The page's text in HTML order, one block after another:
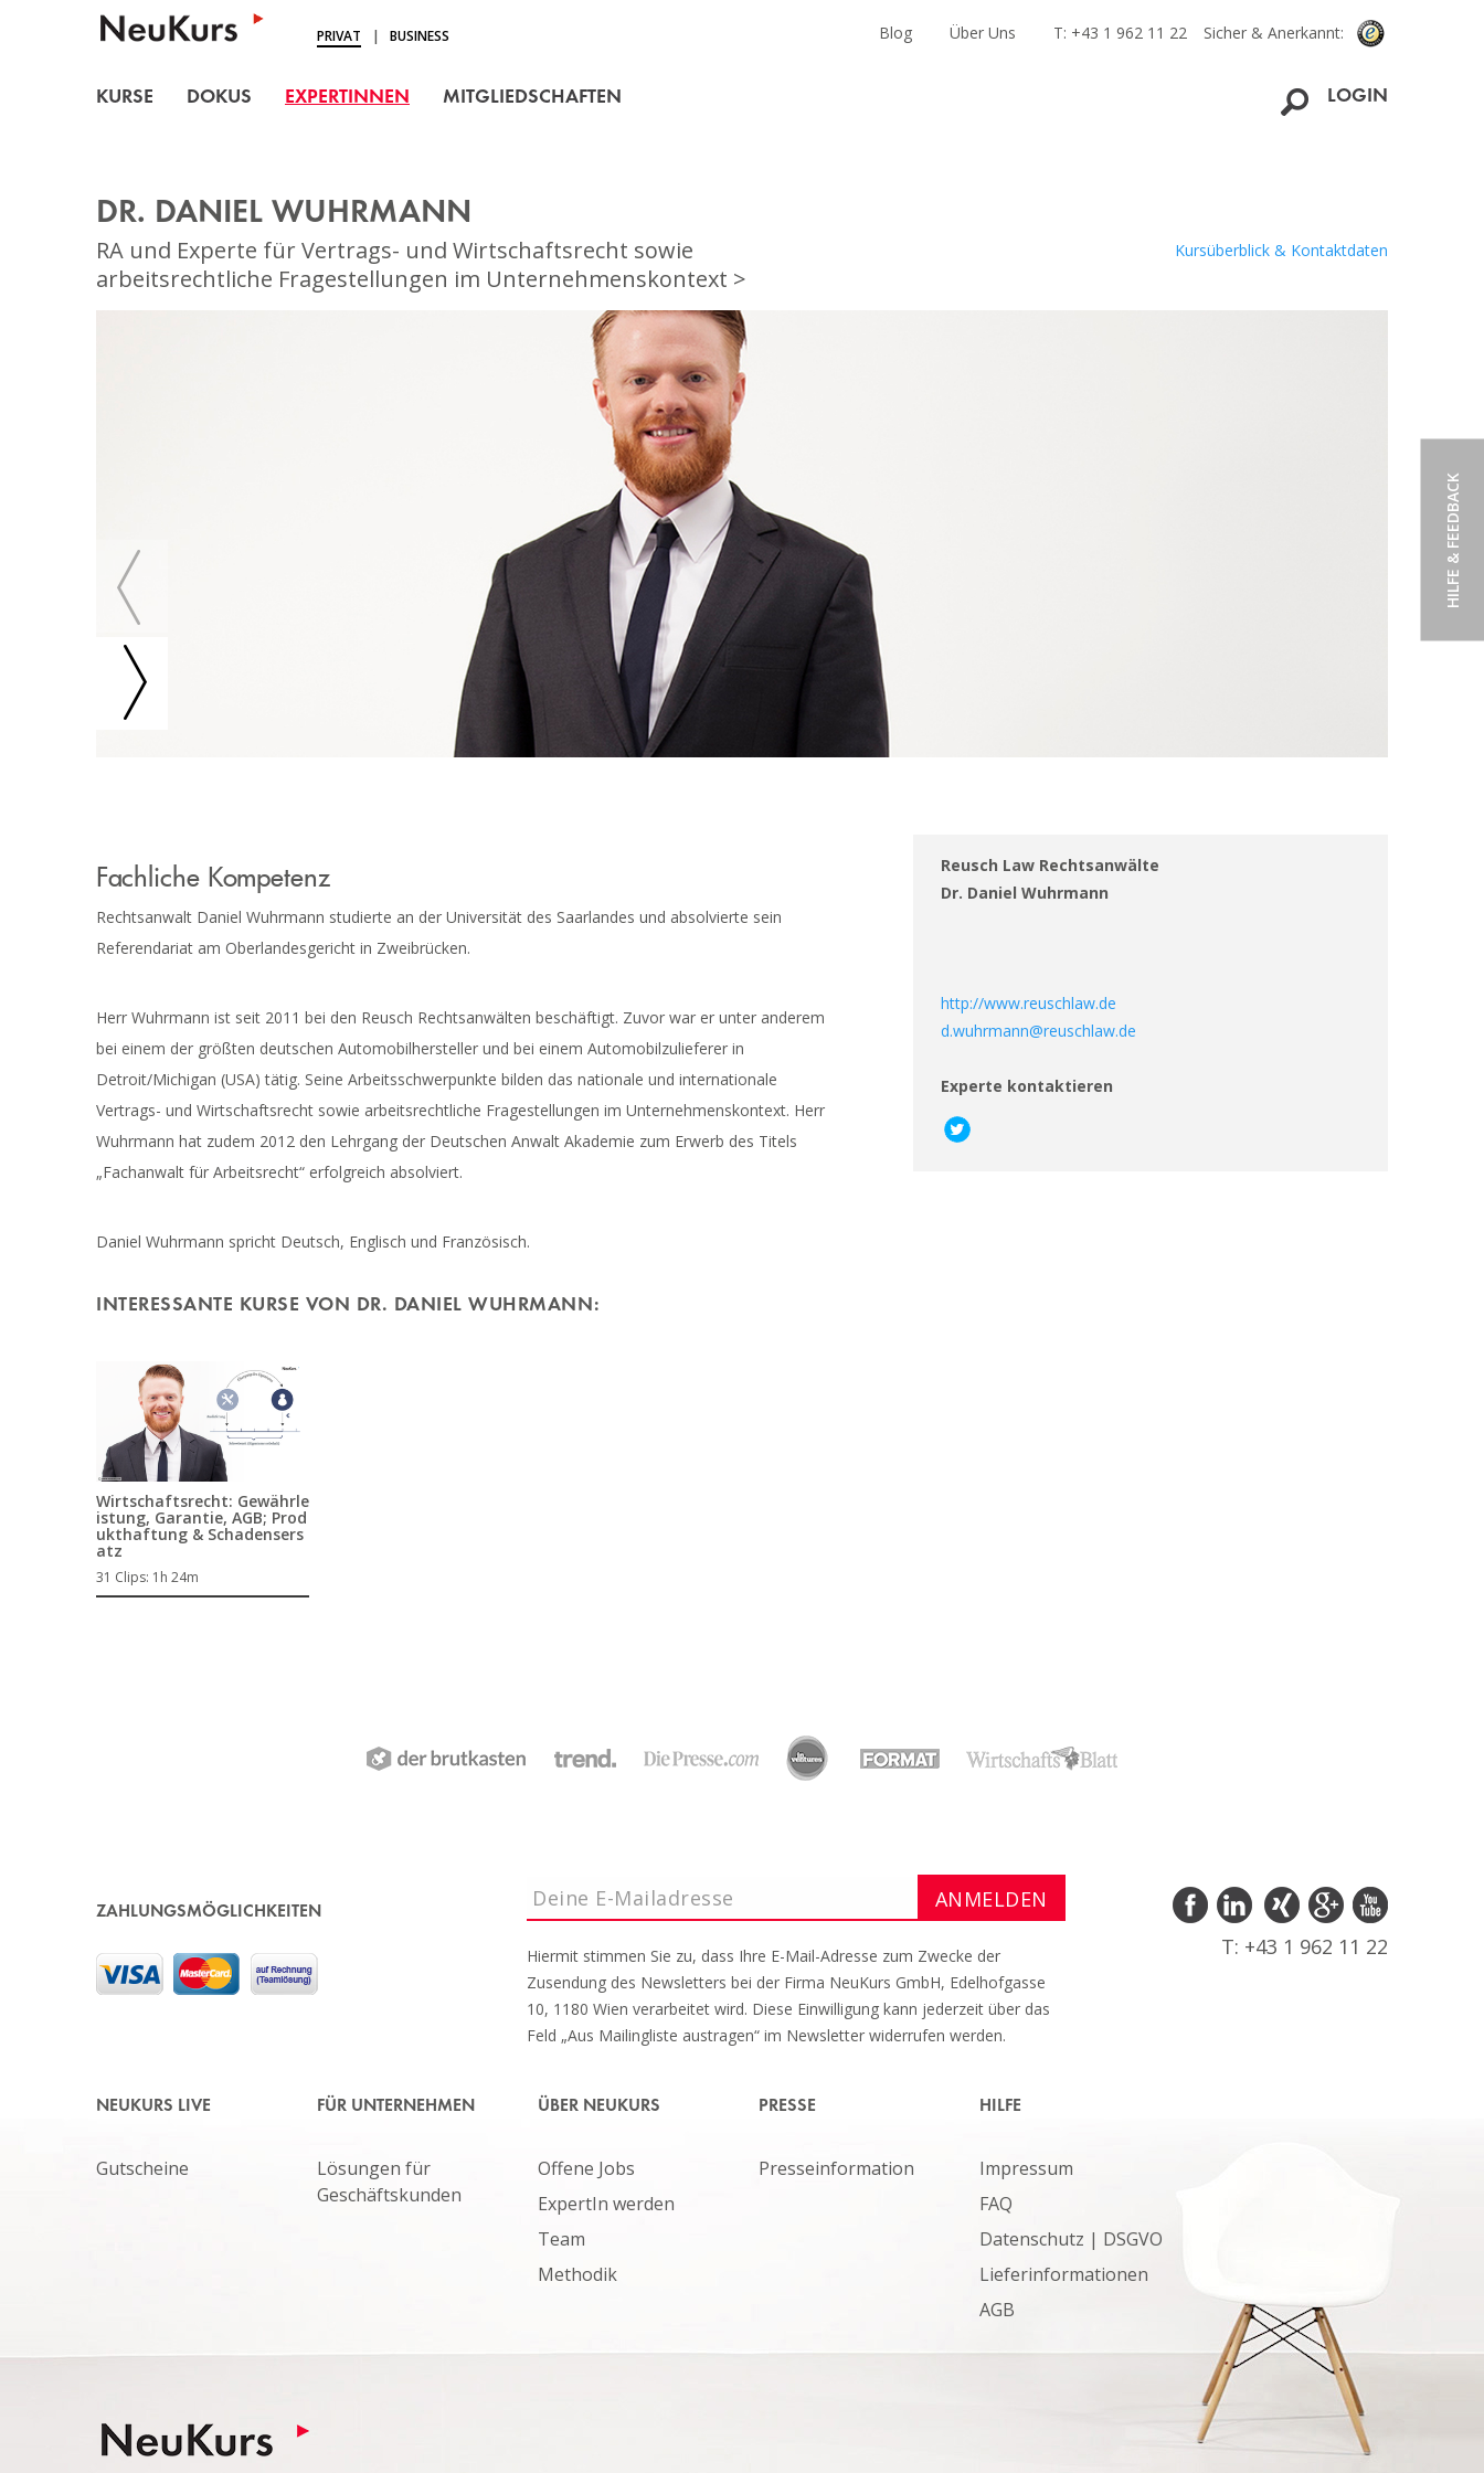
MITGLIEDSCHAFT
HILFE & FEEDBACK
NEUKURS - Einfach Lernen
PRIVAT | BUSINESS Sicher & Anerkannt:
Blog Über Uns T: +43 1 962 11 22
KURSE DOKUS EXPERTINNEN MITGLIEDSCHAFTEN LOGIN
DR. DANIEL WUHRMANN
RA und Experte für Vertrags- und Wirtschaftsrecht sowie
arbeitsrechtliche Fragestellungen im Unternehmenskontext >
Kursüberblick & Kontaktdaten
Fachliche Kompetenz
Rechtsanwalt Daniel Wuhrmann studierte an der Universität des Saarlandes und absolvierte sein
Referendariat am Oberlandesgericht in Zweibrücken.
Herr Wuhrmann ist seit 2011 bei den Reusch Rechtsanwälten beschäftigt. Zuvor war er unter anderem
bei einem der größten deutschen Automobilhersteller und bei einem Automobilzulieferer in
Detroit/Michigan (USA) tätig. Seine Arbeitsschwerpunkte bilden das nationale und internationale
Vertrags- und Wirtschaftsrecht sowie arbeitsrechtliche Fragestellungen im Unternehmenskontext. Herr
Wuhrmann hat zudem 2012 den Lehrgang der Deutschen Anwalt Akademie zum Erwerb des Titels
„Fachanwalt für Arbeitsrecht“ erfolgreich absolviert.
Daniel Wuhrmann spricht Deutsch, Englisch und Französisch.
INTERESSANTE KURSE VON DR. DANIEL WUHRMANN:
Wirtschaftsrecht: Gewährle
istung, Garantie, AGB; Prod
ukthaftung & Schadensers
atz
31 Clips: 1h 24m
Reusch Law Rechtsanwälte
Dr. Daniel Wuhrmann
http://www.reuschlaw.de
d.wuhrmann@reuschlaw.de
Experte kontaktieren
ZAHLUNGSMÖGLICHKEITEN
Hiermit stimmen Sie zu, dass Ihre E-Mail-Adresse zum Zwecke der
Zusendung des Newsletters bei der Firma NeuKurs GmbH, Edelhofgasse
10, 1180 Wien verarbeitet wird. Diese Einwilligung kann jederzeit über das
Feld „Aus Mailingliste austragen“ im Newsletter widerrufen werden.
T: +43 1 962 11 22
NEUKURS LIVE
Gutscheine
FÜR UNTERNEHMEN
Lösungen für
Geschäftskunden
ÜBER NEUKURS
Offene Jobs
ExpertIn werden
Team
Methodik
PRESSE
Presseinformation
HILFE
Impressum
FAQ
Datenschutz | DSGVO
Lieferinformationen
AGB